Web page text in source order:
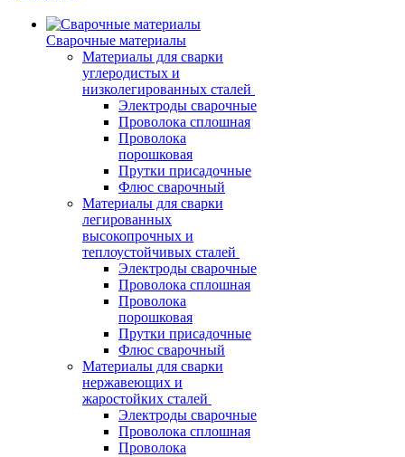
Сварочные материалы
Материалы для сварки
углеродистых и
низколегированных сталей
Электроды сварочные
Проволока сплошная
Проволока
порошковая
Прутки присадочные
Флюс сварочный
Материалы для сварки
легированных
высокопрочных и
теплоустойчивых сталей
Электроды сварочные
Проволока сплошная
Проволока
порошковая
Прутки присадочные
Флюс сварочный
Материалы для сварки
нержавеющих и
жаростойких сталей
Электроды сварочные
Проволока сплошная
Проволока